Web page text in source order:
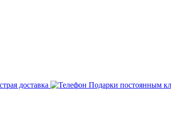
доставка Подарки постоянным